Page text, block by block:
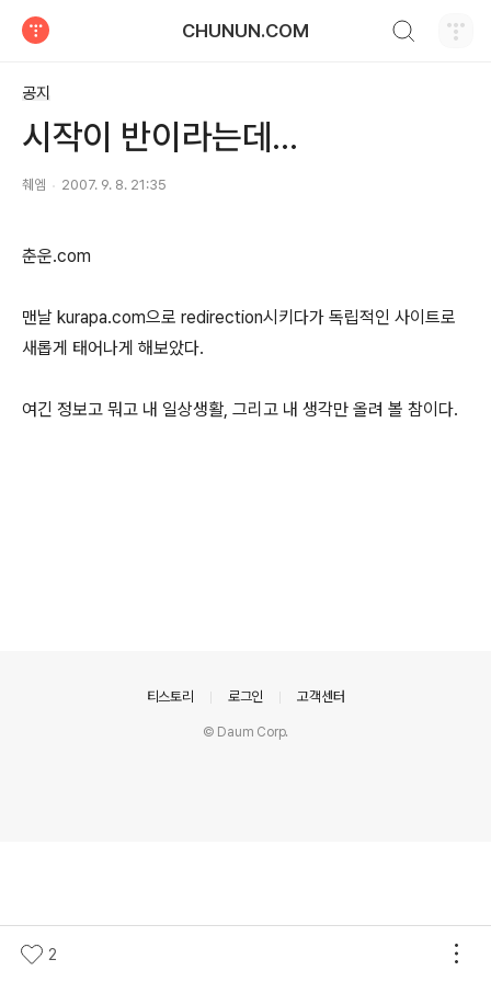
CHUNUN.COM
공지
시작이 반이라는데...
췌엠 2007. 9. 8. 21:35
춘운.com
맨날 kurapa.com으로 redirection시키다가 독립적인 사이트로
새롭게 태어나게 해보았다.
여긴 정보고 뭐고 내 일상생활, 그리고 내 생각만 올려 볼 참이다.
2
티스토리 로그인 고객센터
© Daum Corp.